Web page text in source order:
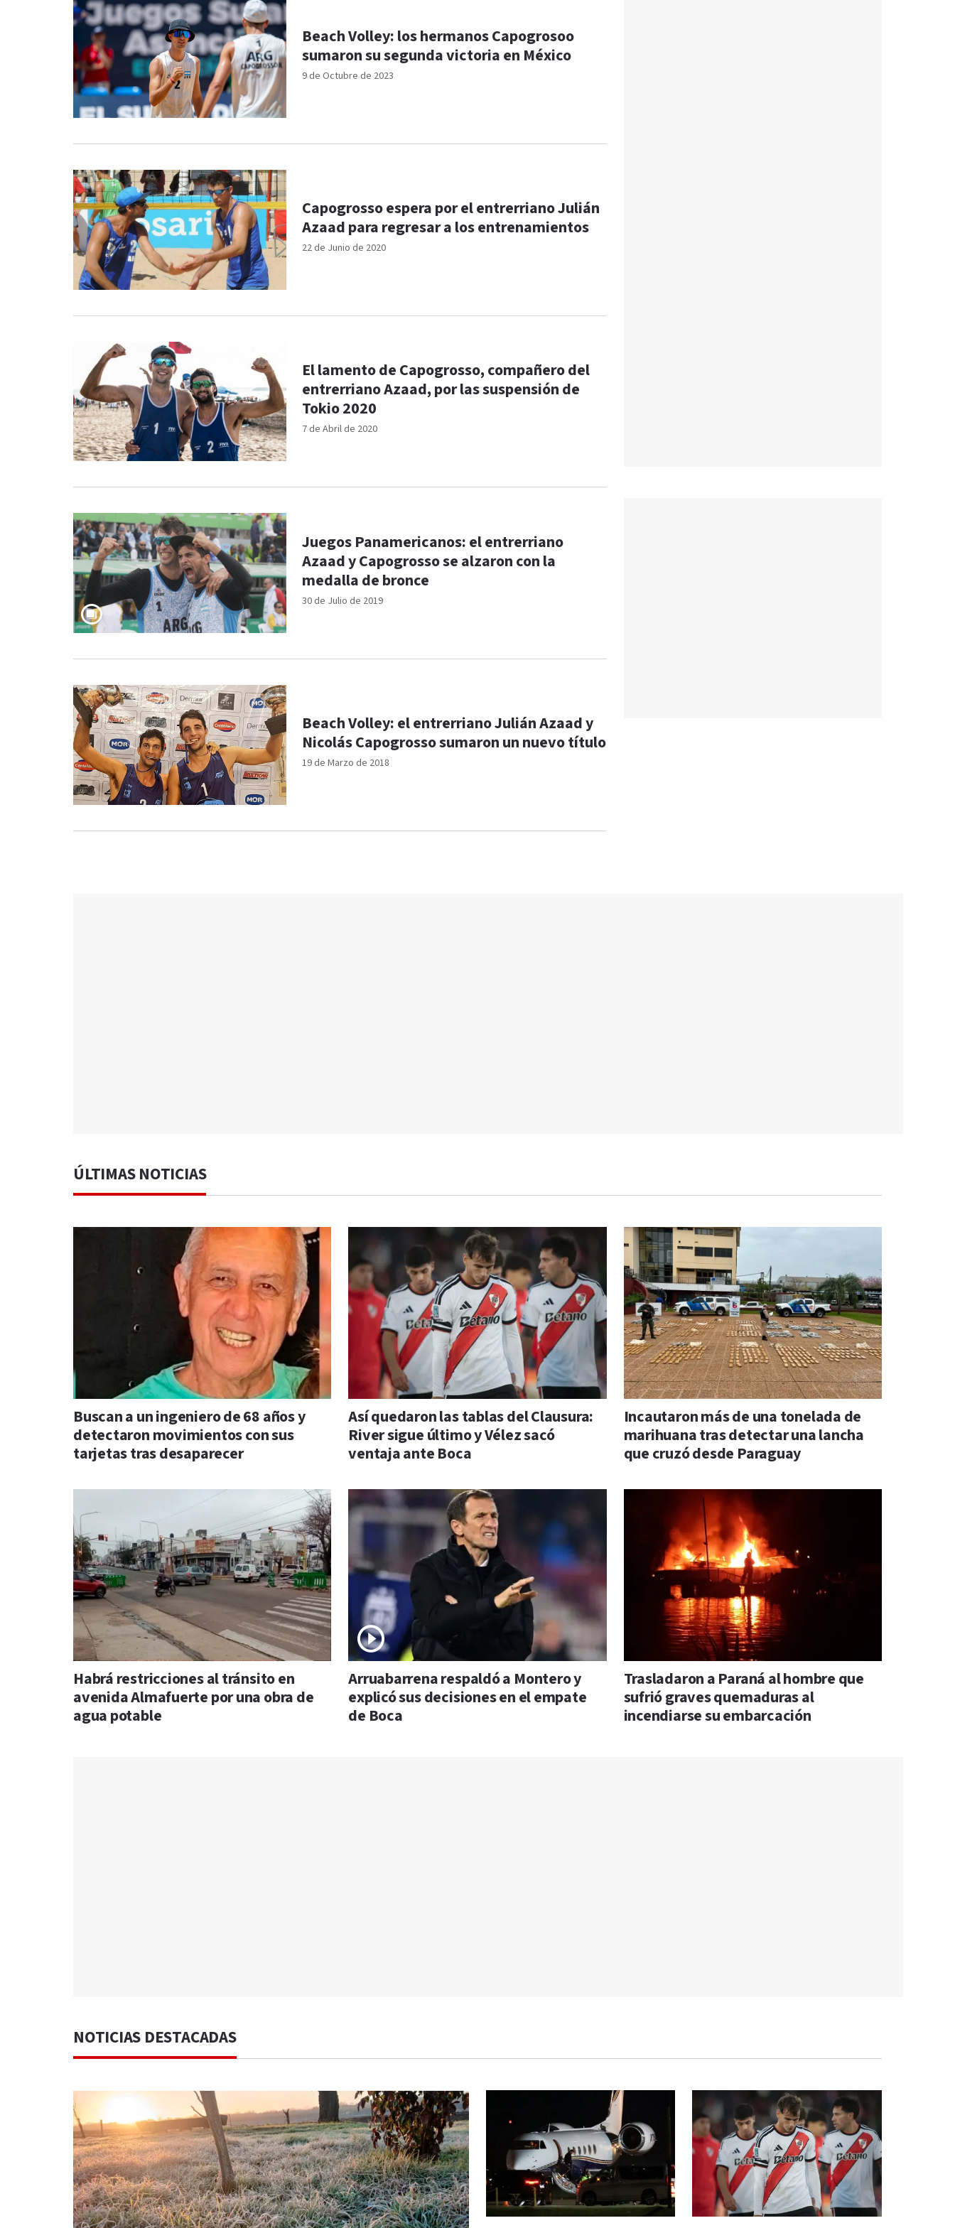
9 de Octubre de 2023
Beach Volley: los hermanos Capogrosoo
sumaron su segunda victoria en México
22 de Junio de 2020
Capogrosso espera por el entrerriano Julián
Azaad para regresar a los entrenamientos
7 de Abril de 2020
El lamento de Capogrosso, compañero del
entrerriano Azaad, por las suspensión de
Tokio 2020
30 de Julio de 2019
Juegos Panamericanos: el entrerriano
Azaad y Capogrosso se alzaron con la
medalla de bronce
19 de Marzo de 2018
Beach Volley: el entrerriano Julián Azaad y
Nicolás Capogrosso sumaron un nuevo título
ÚLTIMAS NOTICIAS
Buscan a un ingeniero de 68 años y
detectaron movimientos con sus
tarjetas tras desaparecer
Así quedaron las tablas del Clausura:
River sigue último y Vélez sacó
ventaja ante Boca
Incautaron más de una tonelada de
marihuana tras detectar una lancha
que cruzó desde Paraguay
Habrá restricciones al tránsito en
avenida Almafuerte por una obra de
agua potable
Arruabarrena respaldó a Montero y
explicó sus decisiones en el empate
de Boca
Trasladaron a Paraná al hombre que
sufrió graves quemaduras al
incendiarse su embarcación
NOTICIAS DESTACADAS